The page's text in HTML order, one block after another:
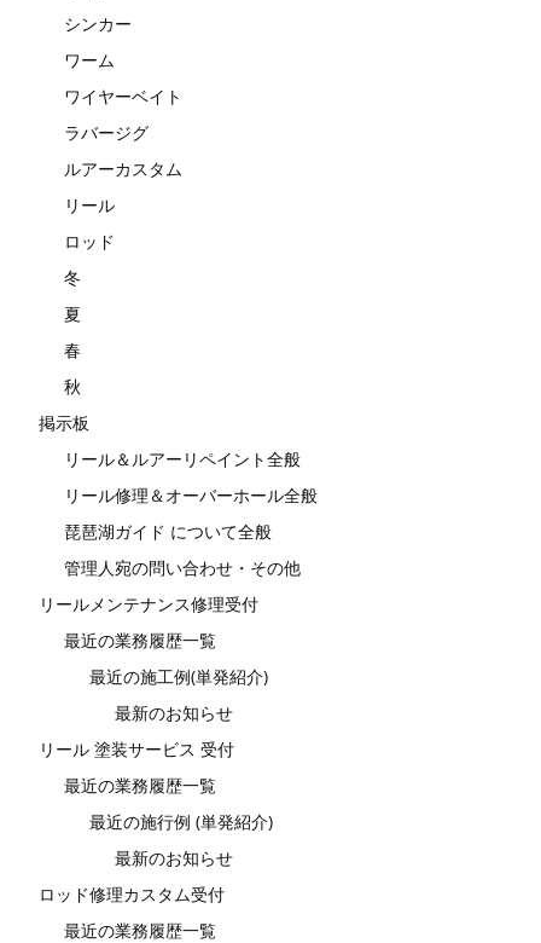
シンカー
ワーム
ワイヤーベイト
ラバージグ
ルアーカスタム
リール
ロッド
冬
夏
春
秋
掲示板
リール＆ルアーリペイント全般
リール修理＆オーバーホール全般
琵琶湖ガイド について全般
管理人宛の問い合わせ・その他
リールメンテナンス修理受付
最近の業務履歴一覧
最近の施工例(単発紹介)
最新のお知らせ
リール 塗装サービス 受付
最近の業務履歴一覧
最近の施行例 (単発紹介)
最新のお知らせ
ロッド修理カスタム受付
最近の業務履歴一覧